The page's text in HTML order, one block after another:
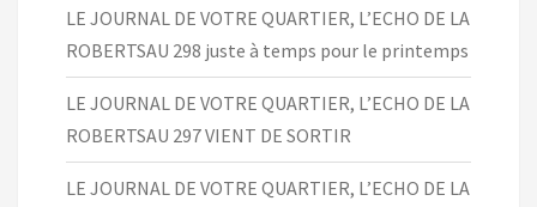
LE JOURNAL DE VOTRE QUARTIER, L’ECHO DE LA
ROBERTSAU 298 juste à temps pour le printemps
LE JOURNAL DE VOTRE QUARTIER, L’ECHO DE LA
ROBERTSAU 297 VIENT DE SORTIR
LE JOURNAL DE VOTRE QUARTIER, L’ECHO DE LA